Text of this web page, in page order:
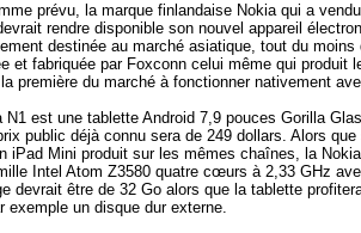
prévu, la marque finlandaise Nokia qui a
rendre disponible son nouvel appareil
destinée au marché asiatique, tout du
et fabriquée par Foxconn celui même qui produit
première du marché à fonctionner nativement
N1 est une tablette Android 7,9 pouces Gorilla
public déjà connu sera de 249 dollars. Alors
iPad Mini produit sur les mêmes chaînes, la
Intel Atom Z3580 quatre cœurs à 2,33 GHz
devrait être de 32 Go alors que la tablette
exemple un disque dur externe.